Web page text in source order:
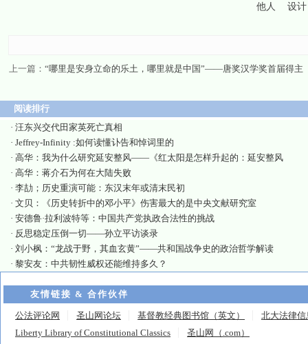
他人 设计
上一篇： “哪里是安身立命的乐土，哪里就是中国”——唐奖汉学奖首届得主
阅读排行
· 汪东兴交代田家英死亡真相
· Jeffrey-Infinity :如何读懂讣告和悼词里的
· 高华：我为什么研究延安整风——《红太阳是怎样升起的：延安整风
· 高华：蒋介石为何在大陆失败
· 李劼；历史重演可能：东汉末年或清末民初
· 文贝：《历史转折中的邓小平》伤害最大的是中央文献研究室
· 安德鲁·拉利波特等：中国共产党执政合法性的挑战
· 反思稳定压倒一切——孙立平访谈录
· 刘小枫：“龙战于野，其血玄黄”——共和国战争史的政治哲学解读
· 黎安友：中共韧性威权还能维持多久？
友情链接 & 合作伙伴
公法评论网 圣山网论坛 基督教经典图书馆（英文）
北大法律信
Liberty Library of Constitutional Classics
圣山网（.com）